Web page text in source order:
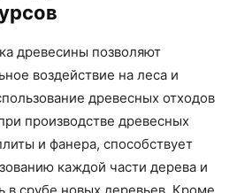
древесины позволяют
воздействие на леса и
древесных отходов
производстве древесных
и фанера, способствует
каждой части дерева и